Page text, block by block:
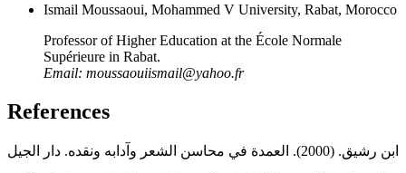
Ismail Moussaoui, Mohammed V University, Rabat, Morocco
Professor of Higher Education at the École Normale
Supérieure in Rabat.
Email: moussaouiismail@yahoo.fr
References
ابن رشيق. (2000). العمدة في محاسن الشعر وآدابه ونقده. دار الجيل